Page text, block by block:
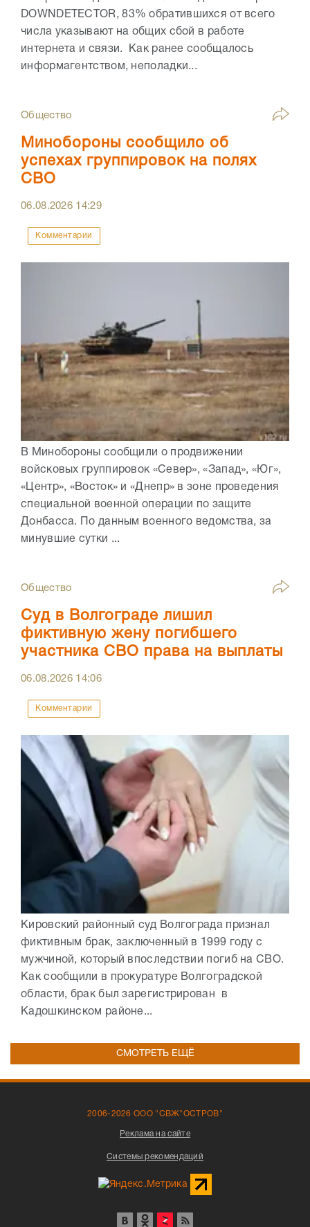
DOWNDETECTOR, 83% обратившихся от всего
числа указывают на общих сбой в работе
интернета и связи. Как ранее сообщалось
информагентством, неполадки...
Общество
Минобороны сообщило об
успехах группировок на полях
СВО
06.08.2026 14:29
Комментарии
В Минобороны сообщили о продвижении
войсковых группировок «Север», «Запад», «Юг»,
«Центр», «Восток» и «Днепр» в зоне проведения
специальной военной операции по защите
Донбасса. По данным военного ведомства, за
минувшие сутки ...
Общество
Суд в Волгограде лишил
фиктивную жену погибшего
участника СВО права на выплаты
06.08.2026 14:06
Комментарии
Кировский районный суд Волгограда признал
фиктивным брак, заключенный в 1999 году с
мужчиной, который впоследствии погиб на СВО.
Как сообщили в прокуратуре Волгоградской
области, брак был зарегистрирован в
Кадошкинском районе...
СМОТРЕТЬ ЕЩЁ
2006-2026 ООО "СВЖ"ОСТРОВ"
Реклама на сайте
Системы рекомендаций